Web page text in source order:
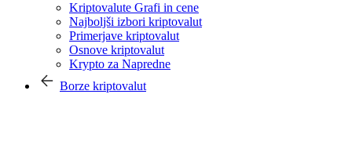
Kriptovalute Grafi in cene
Najboljši izbori kriptovalut
Primerjave kriptovalut
Osnove kriptovalut
Krypto za Napredne
Borze kriptovalut